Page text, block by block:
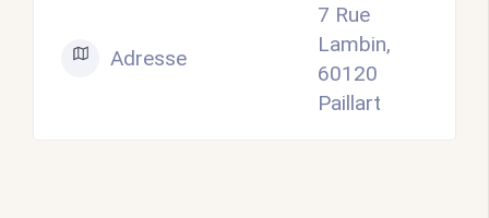
Adresse
7 Rue
Lambin,
60120
Paillart